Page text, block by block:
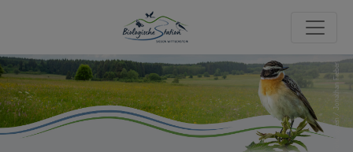
Foto: igreen / Jonathan Fieber